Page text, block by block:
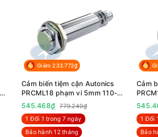
Giảm 233.772₫
Cảm biến tiệm cận Autonics
PRCML18 phạm vi 5mm 110-
220VAC
545.468₫
779.240₫
1 Đổi 1 trong 7 ngày
Bảo hành 12 tháng
Cảm
1 Đổi
Bảo